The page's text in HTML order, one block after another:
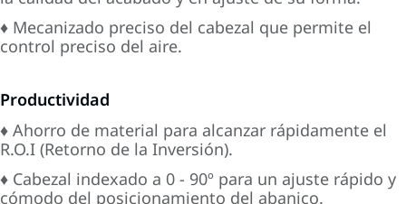
♦ Mecanizado preciso del cabezal que permite el
control preciso del aire.
Productividad
♦ Ahorro de material para alcanzar rápidamente el
R.O.I (Retorno de la Inversión).
♦ Cabezal indexado a 0 - 90º para un ajuste rápido y
cómodo del posicionamiento del abanico.